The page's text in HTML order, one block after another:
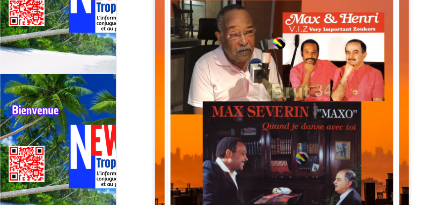
national Le Monde lui
saluant l’énergie, la
s’impose désormais
Une reconnaissance